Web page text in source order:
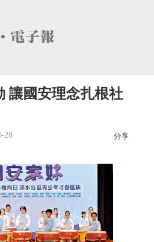
讓國安理念扎根社
28 分享